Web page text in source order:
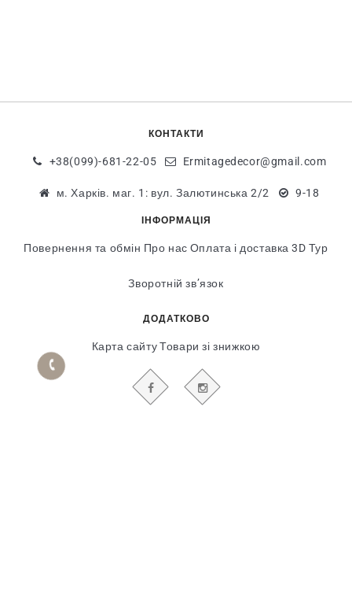
КОНТАКТИ
+38(099)-681-22-05 Ermitagedecor@gmail.com
м. Харків. маг. 1: вул. Залютинська 2/2 9-18
ІНФОРМАЦІЯ
Повернення та обмін Про нас Оплата і доставка 3D Тур
Зворотній зв’язок
ДОДАТКОВО
Карта сайту Товари зі знижкою